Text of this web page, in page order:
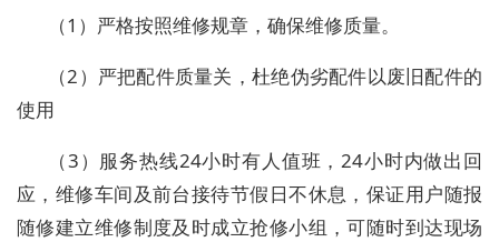
（1）严格按照维修规章，确保维修质量。
（2）严把配件质量关，杜绝伪劣配件以废旧配件的
使用
（3）服务热线24小时有人值班，24小时内做出回
应，维修车间及前台接待节假日不休息，保证用户随报
随修建立维修制度及时成立抢修小组，可随时到达现场